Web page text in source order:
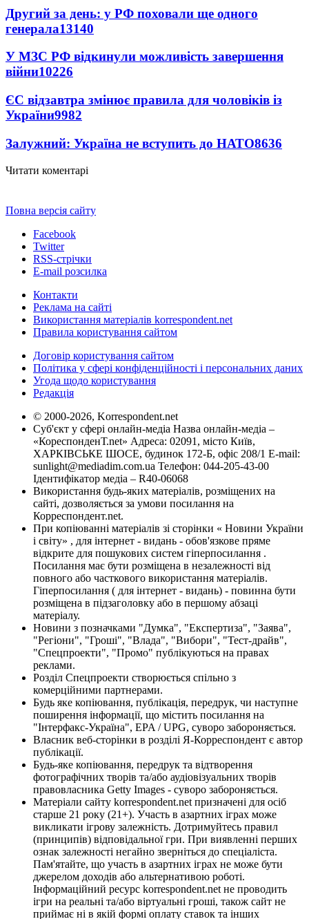
Другий за день: у РФ поховали ще одного
генерала13140
У МЗС РФ відкинули можливість завершення
війни10226
ЄС відзавтра змінює правила для чоловіків із
України9982
Залужний: Україна не вступить до НАТО8636
Читати коментарі
Повна версія сайту
Facebook
Twitter
RSS-стрічки
E-mail розсилка
Контакти
Реклама на сайті
Використання матеріалів korrespondent.net
Правила користування сайтом
Договір користування сайтом
Політика у сфері конфіденційності і персональних даних
Угода щодо користування
Редакція
© 2000-2026, Korrespondent.net
Суб'єкт у сфері онлайн-медіа Назва онлайн-медіа –
«КореспонденТ.net» Адреса: 02091, місто Київ,
ХАРКІВСЬКЕ ШОСЕ, будинок 172-Б, офіс 208/1 E-mail:
sunlight@mediadim.com.ua Телефон: 044-205-43-00
Ідентифікатор медіа – R40-06068
Використання будь-яких матеріалів, розміщених на
сайті, дозволяється за умови посилання на
Корреспондент.net.
При копіюванні матеріалів зі сторінки « Новини України
і світу» , для інтернет - видань - обов'язкове пряме
відкрите для пошукових систем гіперпосилання .
Посилання має бути розміщена в незалежності від
повного або часткового використання матеріалів.
Гіперпосилання ( для інтернет - видань) - повинна бути
розміщена в підзаголовку або в першому абзаці
матеріалу.
Новини з позначками "Думка", "Експертиза", "Заява",
"Регіони", "Гроші", "Влада", "Вибори", "Тест-драйв",
"Спецпроекти", "Промо" публікуються на правах
реклами.
Розділ Спецпроекти створюється спільно з
комерційними партнерами.
Будь яке копіювання, публікація, передрук, чи наступне
поширення інформації, що містить посилання на
"Інтерфакс-Україна", EPA / UPG, суворо забороняється.
Власник веб-сторінки в розділі Я-Корреспондент є автор
публікації.
Будь-яке копіювання, передрук та відтворення
фотографічних творів та/або аудіовізуальних творів
правовласника Getty Images - суворо забороняється.
Матеріали сайту korrespondent.net призначені для осіб
старше 21 року (21+). Участь в азартних іграх може
викликати ігрову залежність. Дотримуйтесь правил
(принципів) відповідальної гри. При виявленні перших
ознак залежності негайно зверніться до спеціаліста.
Пам'ятайте, що участь в азартних іграх не може бути
джерелом доходів або альтернативою роботі.
Інформаційний ресурс korrespondent.net не проводить
ігри на реальні та/або віртуальні гроші, також сайт не
приймає ні в якій формі оплату ставок та інших